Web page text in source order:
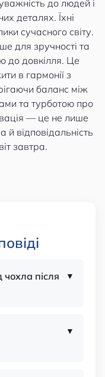
до людей і
деталях. Їхні
сучасного світу.
для зручності та
до довкілля. Це
в гармонії з
баланс між
та турботою про
— це не лише
й відповідальність
завтра.
чохла після